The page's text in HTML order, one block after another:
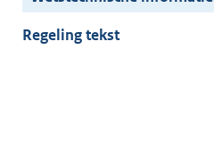
Regeling tekst